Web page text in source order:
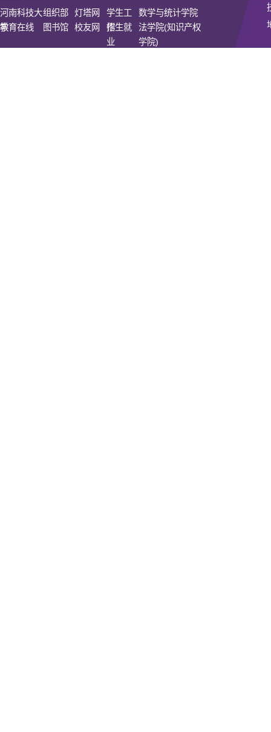
河南科技大
学
组织部 灯塔网
学生工
作
数学与统计学院
教育在线
图书馆 校友网
招生就
业
法学院(知识产权
学院)